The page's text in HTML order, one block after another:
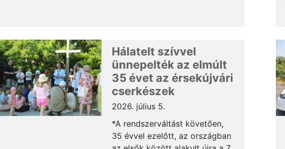
elnöke a rendezvény kapcsán
kiemel...
Hálatelt szívvel
ünnepelték az elmúlt
35 évet az érsekújvári
cserkészek
2026. július 5.
*A rendszerváltást követően,
35 évvel ezelőtt, az országban